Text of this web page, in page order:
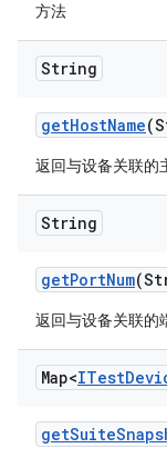
方法
String
getHostName
返回与设备关联的
String
getPortNum
返回与设备关联的
Map<ITest
getSuite